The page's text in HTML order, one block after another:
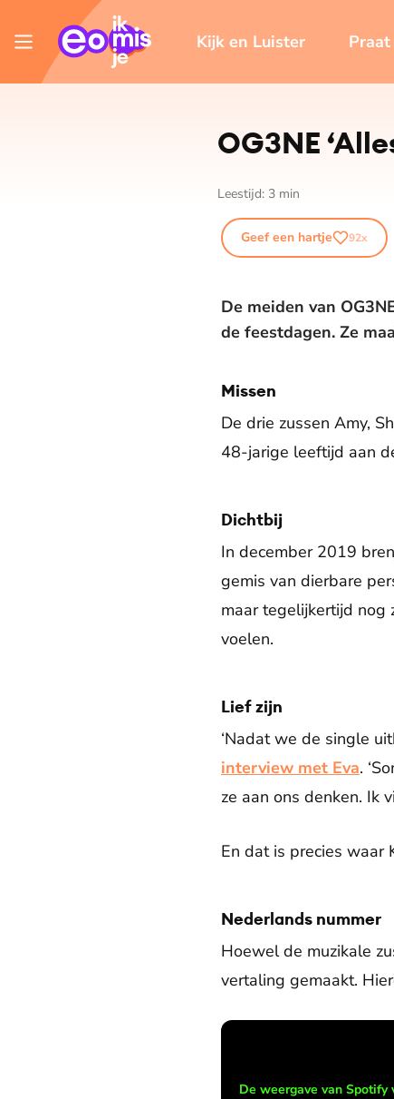
Kijk en Luister Praat
OG3NE
Leestijd: 3 min
Geef een hartje 92x
De meiden van
de feestdagen. Ze
Missen
De drie zussen Amy,
48-jarige leeftijd aan
Dichtbij
In december 2019
gemis van dierbare
maar tegelijkertijd nog
voelen.
Lief zijn
‘Nadat we de single
interview met Eva.
ze aan ons denken. Ik
En dat is precies waar
Nederlands nummer
Hoewel de muzikale
vertaling gemaakt.
De weergave van